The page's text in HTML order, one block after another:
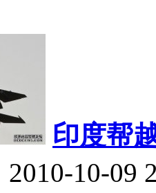
印度帮
2010-10-09